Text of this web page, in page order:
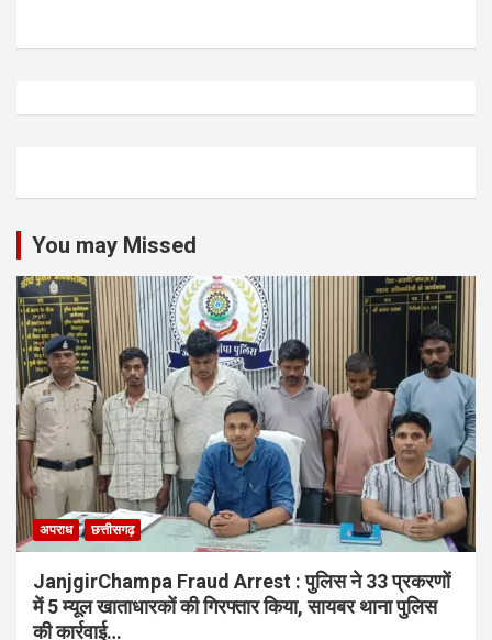
You may Missed
अपराध छत्तीसगढ़
JanjgirChampa Fraud Arrest : पुलिस ने 33 प्रकरणों
में 5 म्यूल खाताधारकों की गिरफ्तार किया, सायबर थाना पुलिस
की कार्रवाई…